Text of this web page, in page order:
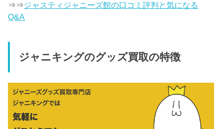
⇒⇒ジャスティジャニーズ館の口コミ評判と気になる
Q&A
ジャニキングのグッズ買取の特徴